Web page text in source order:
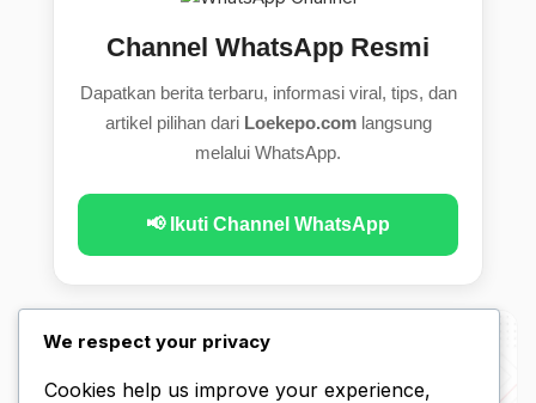
Channel WhatsApp Resmi
Dapatkan berita terbaru, informasi viral, tips, dan
artikel pilihan dari Loekepo.comlangsung
melalui WhatsApp.
📢 Ikuti Channel WhatsApp
We respect your privacy
Cookies help us improve your experience,